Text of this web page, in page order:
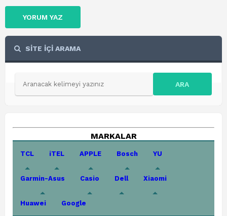
YORUM YAZ
SİTE İÇİ ARAMA
ARA
MARKALAR
TCL iTEL APPLE Bosch YU
Garmin-Asus Casio Dell Xiaomi
Huawei Google